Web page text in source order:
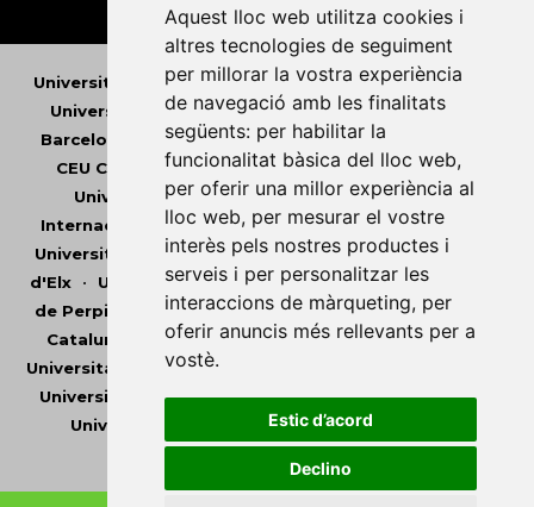
Aquest lloc web utilitza cookies i
altres tecnologies de seguiment
per millorar la vostra experiència
de navegació amb les finalitats
següents: per habilitar la
funcionalitat bàsica del lloc web,
per oferir una millor experiència al
lloc web, per mesurar el vostre
interès pels nostres productes i
serveis i per personalitzar les
interaccions de màrqueting, per
oferir anuncis més rellevants per a
vostè.
Estic d’acord
Declino
Universitat Abat Oliba CEU • Universitat d'Alacant
Universitat d'Andorra•Universitat Autònoma de
Barcelona
Universitat de Barcelona •
CEU Cardenal Herrera•Universitat de Girona•
Universitat de les Illes Balears•Universitat
Internacional de Catalunya•Universitat Jaume I
Universitat de Lleida•Universitat Miguel Hernández
d'Elx• Universitat Oberta de Catalunya•Universitat
de Perpinyà Via Domitia•Universitat Politècnica de
Catalunya
Universitat Politècnica de València •
Universitat Pompeu Fabra
Universitat Rovira i Virgili•Universitat de Sàsser•
Universitat de València•Universitat de Vic -
Universitat Central de Catalunya